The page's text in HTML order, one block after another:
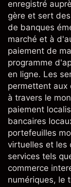
enregistré
gère et sert
de banques
marché et à
paiement de
programme
en ligne. Les
permettent aux
à travers le
paiement
bancaires
portefeuilles
virtuelles et les
services tels
commerce
numériques, le